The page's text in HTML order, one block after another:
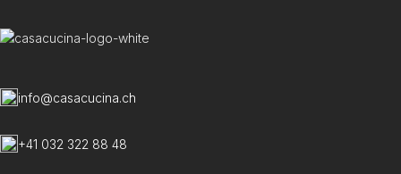
info@casacucina.ch
+41 032 322 88 48